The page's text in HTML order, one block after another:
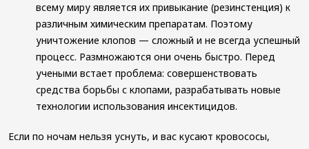
всему миру является их привыкание (резинстенция) к
различным химическим препаратам. Поэтому
уничтожение клопов — сложный и не всегда успешный
процесс. Размножаются они очень быстро. Перед
учеными встает проблема: совершенствовать
средства борьбы с клопами, разрабатывать новые
технологии использования инсектицидов.
Если по ночам нельзя уснуть, и вас кусают кровососы,